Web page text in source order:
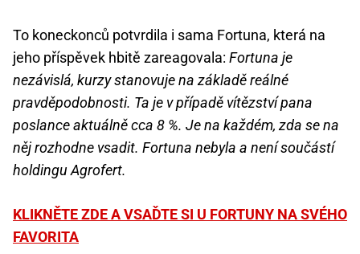
To koneckonců potvrdila i sama Fortuna, která na
jeho příspěvek hbitě zareagovala: Fortuna je
nezávislá, kurzy stanovuje na základě reálné
pravděpodobnosti. Ta je v případě vítězství pana
poslance aktuálně cca 8 %. Je na každém, zda se na
něj rozhodne vsadit. Fortuna nebyla a není součástí
holdingu Agrofert.
KLIKNĚTE ZDE A VSAĎTE SI U FORTUNY NA SVÉHO
FAVORITA